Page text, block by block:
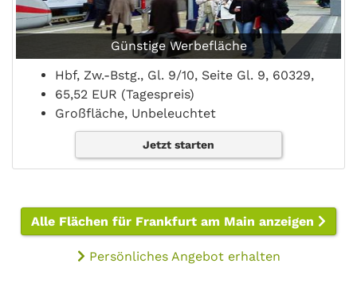
Günstige Werbefläche
Hbf, Zw.-Bstg., Gl. 9/10, Seite Gl. 9, 60329,
65,52 EUR (Tagespreis)
Großfläche, Unbeleuchtet
Jetzt starten
Alle Flächen für Frankfurt am Main anzeigen
Persönliches Angebot erhalten